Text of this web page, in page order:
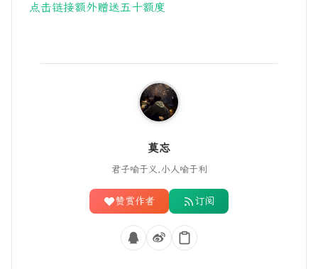
点击链接额外赠送五十额度
莫忘
君子喻于义,小人喻于利
赞赏作者 订阅